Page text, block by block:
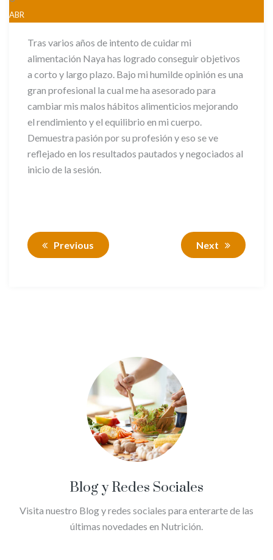
ABR
Tras varios años de intento de cuidar mi
alimentación Naya has logrado conseguir objetivos
a corto y largo plazo. Bajo mi humilde opinión es una
gran profesional la cual me ha asesorado para
cambiar mis malos hábitos alimenticios mejorando
el rendimiento y el equilibrio en mi cuerpo.
Demuestra pasión por su profesión y eso se ve
reflejado en los resultados pautados y negociados al
inicio de la sesión.
Previous Next
Blog y Redes Sociales
Visita nuestro Blog y redes sociales para enterarte de las
últimas novedades en Nutrición.